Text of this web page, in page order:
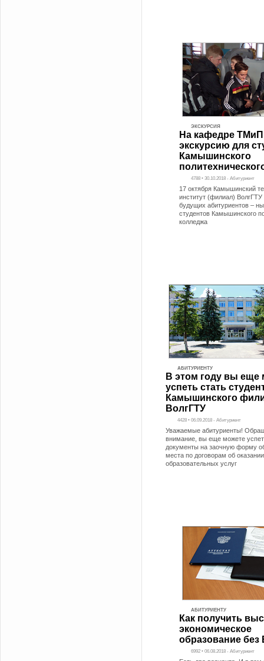
ЭКСКУРСИЯ
На кафедре
экскурсию для
Камышинского
4788 • 30.10.2018 - Абитуриент
17 октября Камышинский
институт (филиал) ВолгГТУ
будущих абитуриентов –
студентов Камышинского
колледжа
АБИТУРИЕНТУ
В этом году вы еще
успеть стать
Камышинского
ВолгГТУ
4428 • 06.09.2018 - Абитуриент
Уважаемые абитуриенты!
внимание, вы еще можете
документы на заочную форму
места по договорам об
образовательных услуг
АБИТУРИЕНТУ
Как получить
экономическое
образование без
6992 • 06.08.2018 - Абитуриент